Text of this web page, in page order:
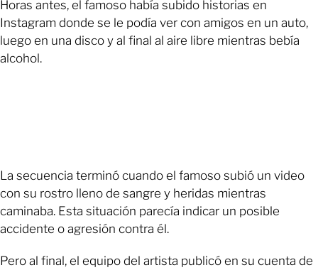
Horas antes, el famoso había subido historias en
Instagram donde se le podía ver con amigos en un auto,
luego en una disco y al final al aire libre mientras bebía
alcohol.
La secuencia terminó cuando el famoso subió un video
con su rostro lleno de sangre y heridas mientras
caminaba. Esta situación parecía indicar un posible
accidente o agresión contra él.
Pero al final, el equipo del artista publicó en su cuenta de